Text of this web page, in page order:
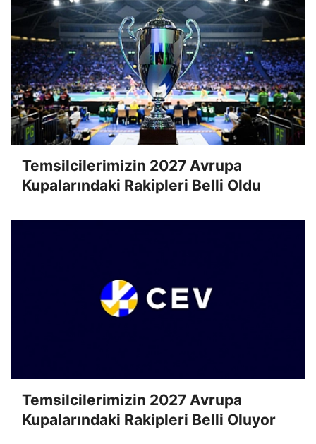
Temsilcilerimizin 2027 Avrupa
Kupalarındaki Rakipleri Belli Oldu
Temsilcilerimizin 2027 Avrupa
Kupalarındaki Rakipleri Belli Oluyor